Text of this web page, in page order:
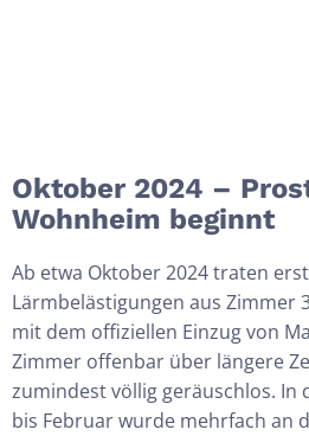
Oktober 2024 –
Wohnheim beginnt
Ab etwa Oktober 2024 traten
Lärmbelästigungen aus Zimmer
mit dem offiziellen Einzug von
Zimmer offenbar über längere
zumindest völliggeräuschlos. In
bis Februar wurde mehrfach an